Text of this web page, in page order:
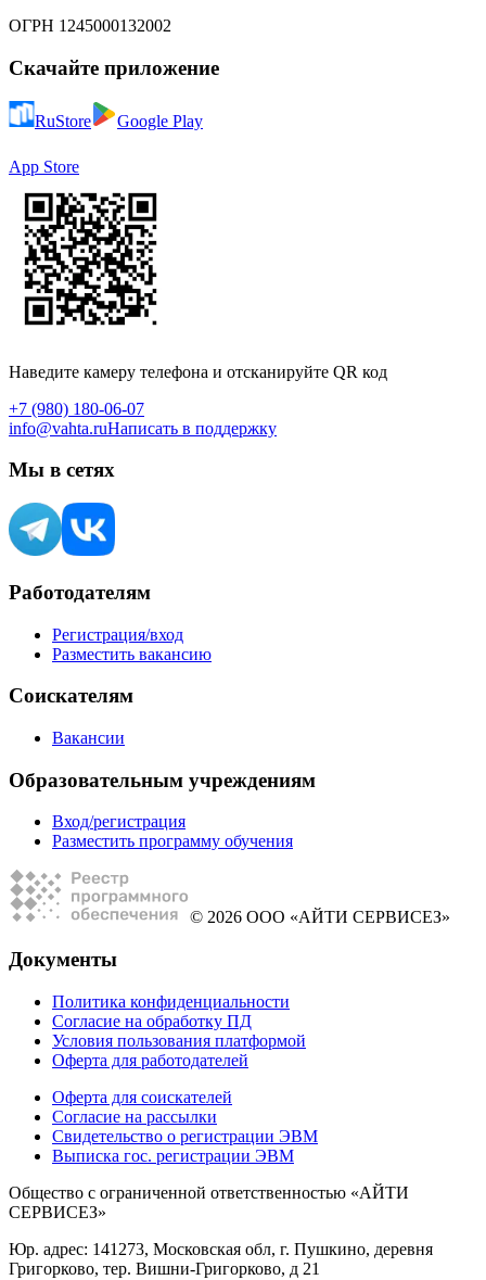
ОГРН 1245000132002
Скачайте приложение
RuStore Google Play
App Store
Наведите камеру телефона и отсканируйте QR код
+7 (980) 180-06-07
info@vahta.ruНаписать в поддержку
Мы в сетях
Работодателям
Регистрация/вход
Разместить вакансию
Соискателям
Вакансии
Образовательным учреждениям
Вход/регистрация
Разместить программу обучения
© 2026 ООО «АЙТИ СЕРВИСЕЗ»
Документы
Политика конфиденциальности
Согласие на обработку ПД
Условия пользования платформой
Оферта для работодателей
Оферта для соискателей
Согласие на рассылки
Свидетельство о регистрации ЭВМ
Выписка гос. регистрации ЭВМ
Общество с ограниченной ответственностью «АЙТИ
СЕРВИСЕЗ»
Юр. адрес: 141273, Московская обл, г. Пушкино, деревня
Григорково, тер. Вишни-Григорково, д 21